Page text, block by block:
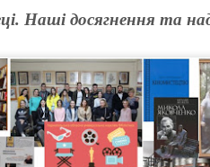
Наші досягнення та